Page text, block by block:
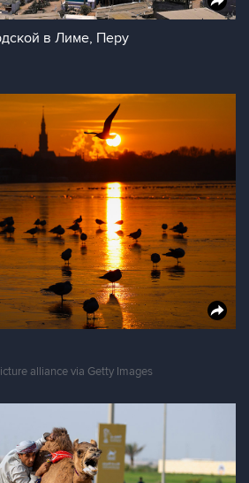
в Лиме, Перу
alliance via Getty Images